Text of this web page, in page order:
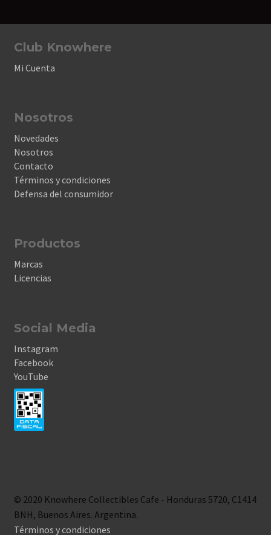
Club Knowhere
Mi Cuenta
Nosotros
Novedades
Nosotros
Contacto
Términos y condiciones
Defensa del consumidor
Productos
Marcas
Licencias
Social Media
Instagram
Facebook
YouTube
© 2020 Knowhere Collectibles Cafe - Honduras 5720, C1414
BNH, Buenos Aires. Argentina.
Términos y condiciones